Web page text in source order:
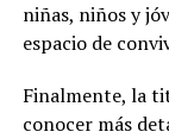
niñas, niños y
espacio de
Finalmente, la
conocer más